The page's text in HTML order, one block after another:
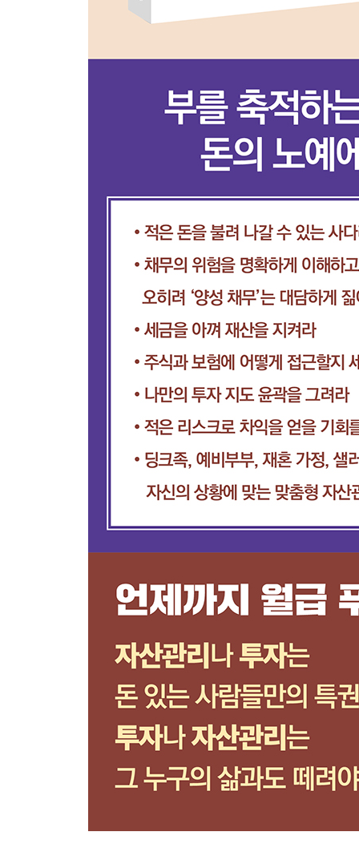
54 보험계약서에 돋보기를 들이대라
55 사회보험만으로 모든 걸 해결할 수 없다
58 가족보험으로 보험료를 아낄 수 있다
59 재산에도 보험을 들어라
PART 09 자녀에 대한 투자는 아끼지 마라
60 아이를 위한 경제적 부담은 부모 몫이다
62 자녀에게 견고한 대피소를 지어주자
63 용돈은 소비를 배우는 학비다
PART 10 자기 스타일에 맞게 투자를 맞춰라
65 딩크족도 자산관리는 필수다
67 풍요로운 가정은 현실에서 가능하다
68 현명한 판단이 경제의 간극을 좁힌다
70 안정적일수록 깊고 넓게 관리하라
71 부유할수록 자산관리에 명확한 목표를 가져라
73 노년의 삶에 안정을 더하라
74 위기에서는 ‘졸’을 버리고 ‘수’를 지켜라
76 부동산 투자도 신중해야 한다
78 월세받기 전략으로 수익을 창출하라
80 자신에게 먼저 투자하라